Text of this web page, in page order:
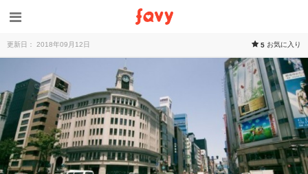
更新日： 2018年09月12日 5 お気に入り